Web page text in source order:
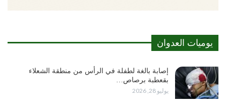
يوميات العدوان
إصابة بالغة لطفلة في الرأس من منطقة الشعلاء
بقعطبة برصاص…
يوليو 28, 2026